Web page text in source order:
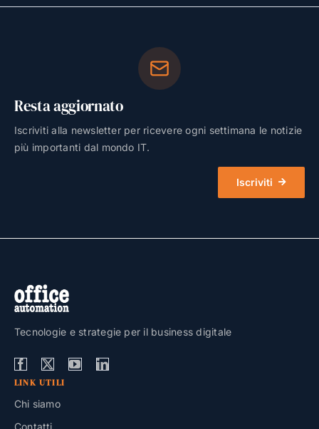
Resta aggiornato
Iscriviti alla newsletter per ricevere ogni settimana le notizie
più importanti dal mondo IT.
Iscriviti
Tecnologie e strategie per il business digitale
LINK UTILI
Chi siamo
Contatti